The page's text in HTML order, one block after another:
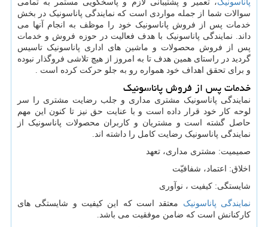
پاناسونیک، تعمیر و پشتیبانی لازم و پاسخگویی مستمر به تمامی
سوالات شما از جمله مواردی است که نمایندگی پاناسونیک در بخش
خدمات پس از فروش پاناسونیک خود را موظف به انجام آنها می
داند. نمایندگی پاناسونیک با هدف فعالیت در حوزه فروش و خدمات
پس از فروش محصولات و ماشین های اداری پاناسونیک تاسیس
گردید در راستای همین هدف تا به امروز از هیچ تلاشی فروگذار نبوده
و برای تحقق اهداف خود همواره رو به جلو حرکت کرده است .
خدمات پس از فروش پاناسونیک
نمایندگی پاناسونیک مشتری مداری و جلب رضایت مشتری را سر
لوحه کار خود قرار داده است و با عنایت حق نیز تا کنون این مهم
حاصل گشته است و مشتریان و کاربران محصولات پاناسونیک از
نمایندگی پاناسونیک رضایت کامل را داشته اند.
صمیمیت: مشتری مداری، تعهد
اخلاق: اعتماد، شفافیّت
شایستگی: کیفیت ، نوآوری
نمایندگی پاناسونیک معتقد است که این کیفیت و شایستگی های
کارکنانش است که ضامن موفقیت می باشد.